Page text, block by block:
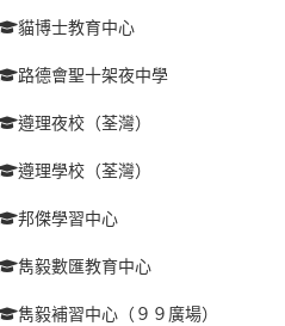
貓博士教育中心
路德會聖十架夜中學
遵理夜校（荃灣）
遵理學校（荃灣）
邦傑學習中心
雋毅數匯教育中心
雋毅補習中心（９９廣場）